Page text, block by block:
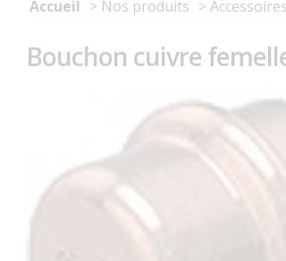
Accueil Nos produits
Bouchon cuivre